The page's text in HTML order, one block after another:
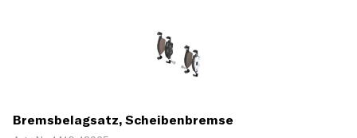
Bremsbelagsatz, Scheibenbremse